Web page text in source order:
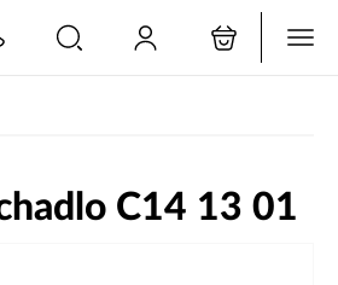
C14 13 01